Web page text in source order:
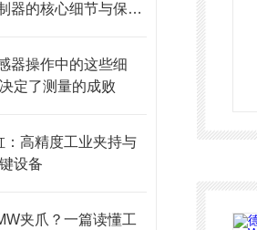
器的核心细节与保养
器操作中的这些细
定了测量的成败
：高精度工业夹持与
设备
夹爪？一篇读懂工